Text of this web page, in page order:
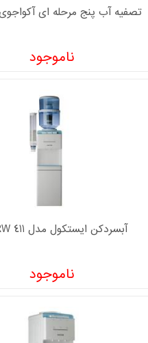
تصفیه آب پنج مرحله ای آکواجوی
ناموجود
آبسردکن ايستکول مدل TM-RW 411
ناموجود